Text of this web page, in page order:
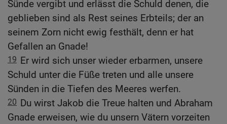
Sünde vergibt und erlässt die Schuld denen, die
geblieben sind als Rest seines Erbteils; der an
seinem Zorn nicht ewig festhält, denn er hat
Gefallen an Gnade!
19 Er wird sich unser wieder erbarmen, unsere
Schuld unter die Füße treten und alle unsere
Sünden in die Tiefen des Meeres werfen.
20 Du wirst Jakob die Treue halten und Abraham
Gnade erweisen, wie du unsern Vätern vorzeiten